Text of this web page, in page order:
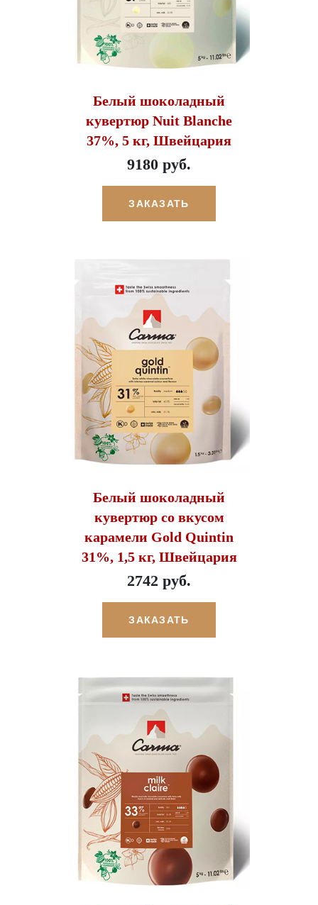
Белый шоколадный
кувертюр Nuit Blanche
37%, 5 кг, Швейцария
9180 руб.
ЗАКАЗАТЬ
Белый шоколадный
кувертюр со вкусом
карамели Gold Quintin
31%, 1,5 кг, Швейцария
2742 руб.
ЗАКАЗАТЬ